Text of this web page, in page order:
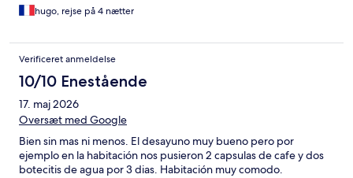
hugo, rejse på 4 nætter
Verificeret anmeldelse
10/10 Enestående
17. maj 2026
Oversæt med Google
Bien sin mas ni menos. El desayuno muy bueno pero por
ejemplo en la habitación nos pusieron 2 capsulas de cafe y dos
botecitis de agua por 3 dias. Habitación muy comodo.